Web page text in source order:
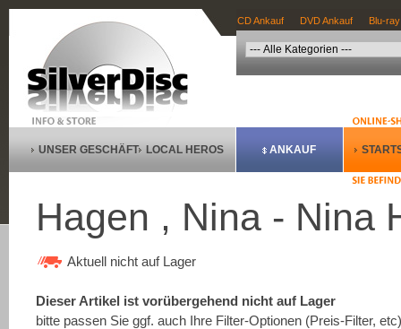
CD Ankauf DVD Ankauf Blu-
UNSER GESCHÄFT LOCAL HEROS ANKAUF
Hagen , Nina - Nina
Aktuell nicht auf Lager
Dieser Artikel ist vorübergehend nicht auf Lager
bitte passen Sie ggf. auch Ihre Filter-Optionen (Preis-Filter,